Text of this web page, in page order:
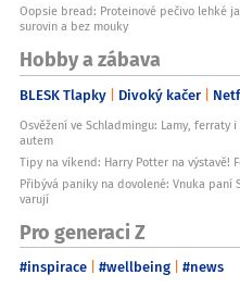
Oopsie bread: Proteinové pečivo lehké
surovin a bez mouky
Hobby a zábava
BLESK Tlapky Divoký kačer
Osvěžení ve Schladmingu: Lamy,
autem
Tipy na víkend: Harry Potter na výstavě!
Přibývá paniky na dovolené: Vnuka
varují
Pro generaci Z
#inspirace #wellbeing #news